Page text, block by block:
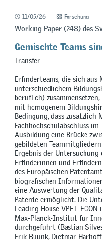
11/05/26 Forschung
Working Paper (248) des
Gemischte Teams
Transfer
Erfinderteams, die sich
unterschiedlichem
beruflich)
mit homogenem
Bedingung, dass
Fachhochschulabschluss
Ausbildung eine Brücke
gebildeten
Ergebnis der Untersuchung
Erfinderinnen und
des Europäischen
biografischen
eine Auswertung der
Patente ermöglicht. Die
Leading House VPET-
Max-Planck-Institut für
durchgeführt (Bastian
Erik Buunk, Dietmar